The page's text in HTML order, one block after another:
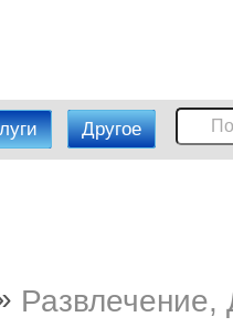
Другое
Развлечение,